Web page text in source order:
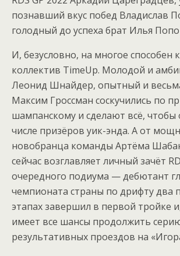
познавший вкус побед Владислав
голодный до успеха брат Илья
И, безусловно, на многое способен
коллектив TimeUp. Молодой и
Леонид Шнайдер, опытный и
Максим Гроссман соскучились по
шампанскому и сделают всё, чтобы
числе призёров уик-энда. А от
новобранца команды Артёма
сейчас возглавляет личный зачёт
очередного подиума — дебютант
чемпионата страны по дрифту два
этапах завершил в первой тройке
имеет все шансы продолжить
результативных проездов на